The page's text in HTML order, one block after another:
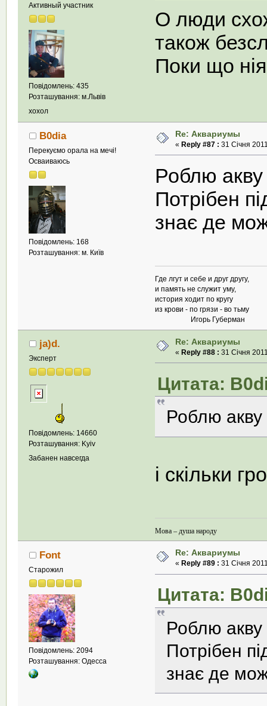
Активный участник
Повідомлень: 435
Розташування: м.Львів
хохол
О люди
також
Поки що
B0dia
Перекуємо орала на мечі!
Осваиваюсь
Повідомлень: 168
Розташування: м. Київ
Re: Аквариумы
« Reply #87 : 31 Січня
Роблю акву
Потрібен
знає де
Где лгут и себе и друг другу,
и память не служит уму,
история ходит по кругу
из крови - по грязи - во тьму
Игорь Губерман
ja)d.
Эксперт
Повідомлень: 14660
Розташування: Kyiv
Забанен навсегда
Re: Аквариумы
« Reply #88 : 31 Січня
Цитата:
Роблю акву
і скільки
Мова – душа народу
Font
Старожил
Повідомлень: 2094
Розташування: Одесса
Re: Аквариумы
« Reply #89 : 31 Січня
Цитата:
Роблю акву
Потрібен
знає де